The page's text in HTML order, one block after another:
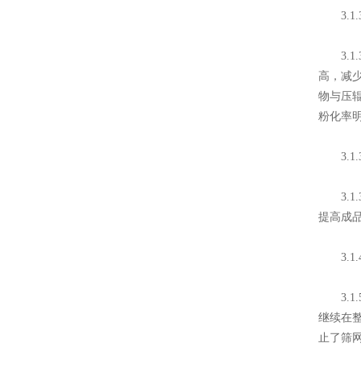
高，减
物与压
粉化率
提高成
3.1.4
3.1.5
继续在
止了筛